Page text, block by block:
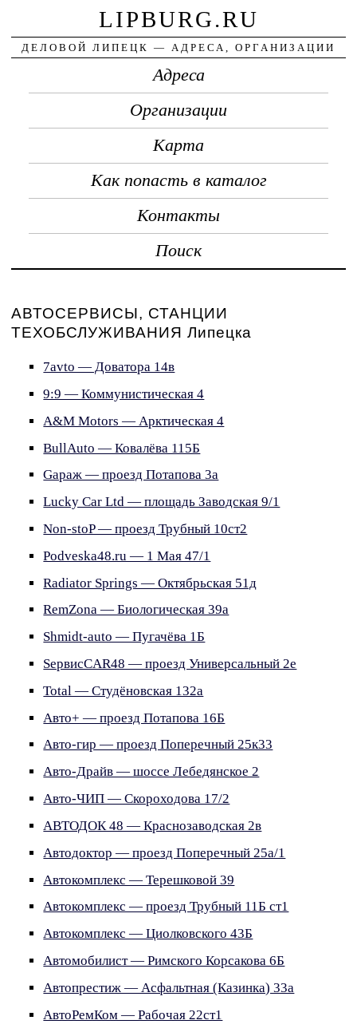
LIPBURG.RU
ДЕЛОВОЙ ЛИПЕЦК — АДРЕСА, ОРГАНИЗАЦИИ
Адреса
Организации
Карта
Как попасть в каталог
Контакты
Поиск
АВТОСЕРВИСЫ, СТАНЦИИ
ТЕХОБСЛУЖИВАНИЯ Липецка
7avto — Доватора 14в
9:9 — Коммунистическая 4
A&M Motors — Арктическая 4
BullAuto — Ковалёва 115Б
Gараж — проезд Потапова 3а
Lucky Car Ltd — площадь Заводская 9/1
Non-stoP — проезд Трубный 10ст2
Podveska48.ru — 1 Мая 47/1
Radiator Springs — Октябрьская 51д
RemZona — Биологическая 39а
Shmidt-auto — Пугачёва 1Б
SервисCAR48 — проезд Универсальный 2е
Total — Студёновская 132а
Авто+ — проезд Потапова 16Б
Авто-гир — проезд Поперечный 25к33
Авто-Драйв — шоссе Лебедянское 2
Авто-ЧИП — Скороходова 17/2
АВТОДОК 48 — Краснозаводская 2в
Автодоктор — проезд Поперечный 25а/1
Автокомплекс — Терешковой 39
Автокомплекс — проезд Трубный 11Б ст1
Автокомплекс — Циолковского 43Б
Автомобилист — Римского Корсакова 6Б
Автопрестиж — Асфальтная (Казинка) 33а
АвтоРемКом — Рабочая 22ст1